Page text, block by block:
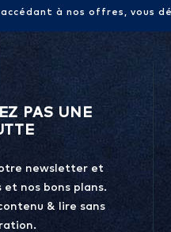
à nos offres, vous
PAS UNE
newsletter et
nos bons plans.
& lire sans